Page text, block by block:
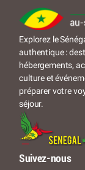
Explorez le
authentique :
hébergements,
culture et
préparer votre
séjour.
Suivez-nous